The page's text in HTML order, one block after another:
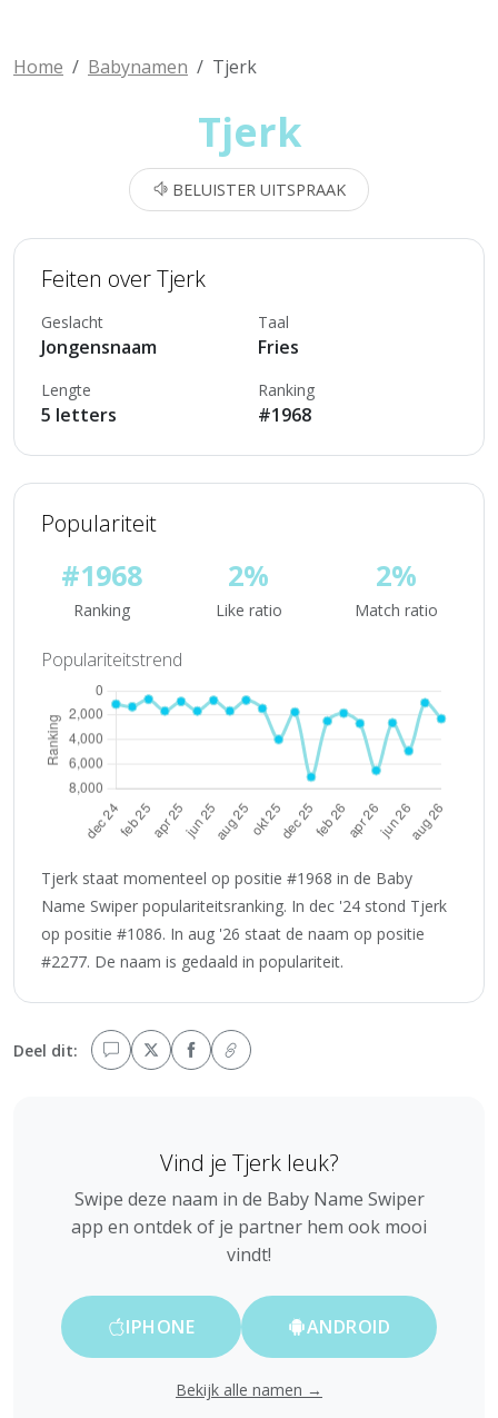
Home Babynamen Tjerk
Tjerk
BELUISTER UITSPRAAK
Feiten over Tjerk
Geslacht
Jongensnaam
Taal
Fries
Lengte
5 letters
Ranking
#1968
Populariteit
#1968
Ranking
2%
Like ratio
2%
Match ratio
Populariteitstrend
Tjerk staat momenteel op positie #1968 in de Baby
Name Swiper populariteitsranking. In dec '24 stond Tjerk
op positie #1086. In aug '26 staat de naam op positie
#2277. De naam is gedaald in populariteit.
Deel dit:
Vind je Tjerk leuk?
Swipe deze naam in de Baby Name Swiper
app en ontdek of je partner hem ook mooi
vindt!
IPHONE ANDROID
Bekijk alle namen →